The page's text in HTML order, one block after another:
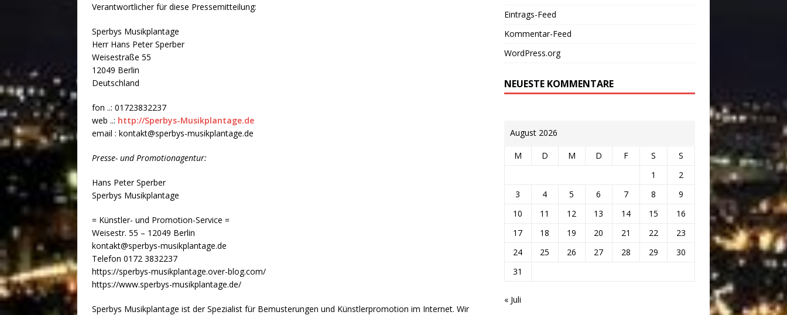
Verantwortlicher für diese Pressemitteilung:
Sperbys Musikplantage
Herr Hans Peter Sperber
Weisestraße 55
12049 Berlin
Deutschland
fon ..: 01723832237
web ..: http://Sperbys-Musikplantage.de
email : kontakt@sperbys-musikplantage.de
Presse- und Promotionagentur:
Hans Peter Sperber
Sperbys Musikplantage
= Künstler- und Promotion-Service =
Weisestr. 55 – 12049 Berlin
kontakt@sperbys-musikplantage.de
Telefon 0172 3832237
https://sperbys-musikplantage.over-blog.com/
https://www.sperbys-musikplantage.de/
Sperbys Musikplantage ist der Spezialist für Bemusterungen und Künstlerpromotion im Internet. Wir
Eintrags-Feed
Kommentar-Feed
WordPress.org
NEUESTE KOMMENTARE
August 2026
M D M D F S
S
1
2
3
4 5 6 7 8
9
10
11 12 13 14 15
16
17
18 19 20 21 22
23
24
25 26 27 28 29
30
31
« Juli